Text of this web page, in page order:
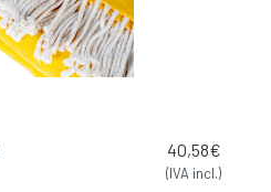
40,58€
(IVA incl.)